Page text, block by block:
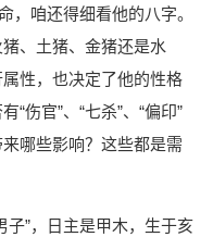
，咱还得细看他的八字。
、土猪、金猪还是水
性，也决定了他的性格
伤官”、“七杀”、“偏印”
哪些影响？这些都是需
子”，日主是甲木，生于亥